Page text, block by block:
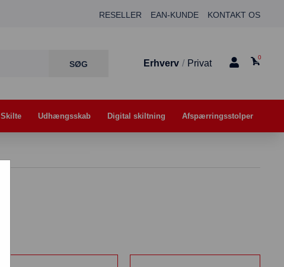
RESELLER EAN-KUNDE KONTAKT OS
Erhverv / Privat
0
Skilte Udhængsskab Digital skiltning Afspærringsstolper